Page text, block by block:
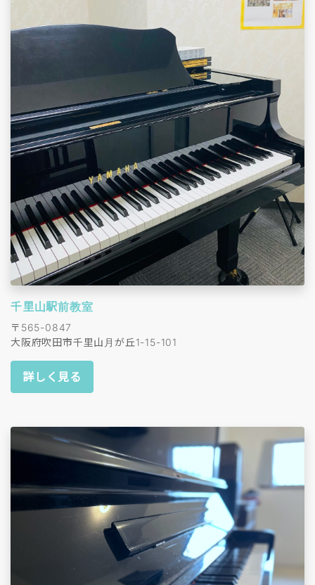
千里山駅前教室
〒565-0847
大阪府吹田市千里山月が丘1-15-101
詳しく見る